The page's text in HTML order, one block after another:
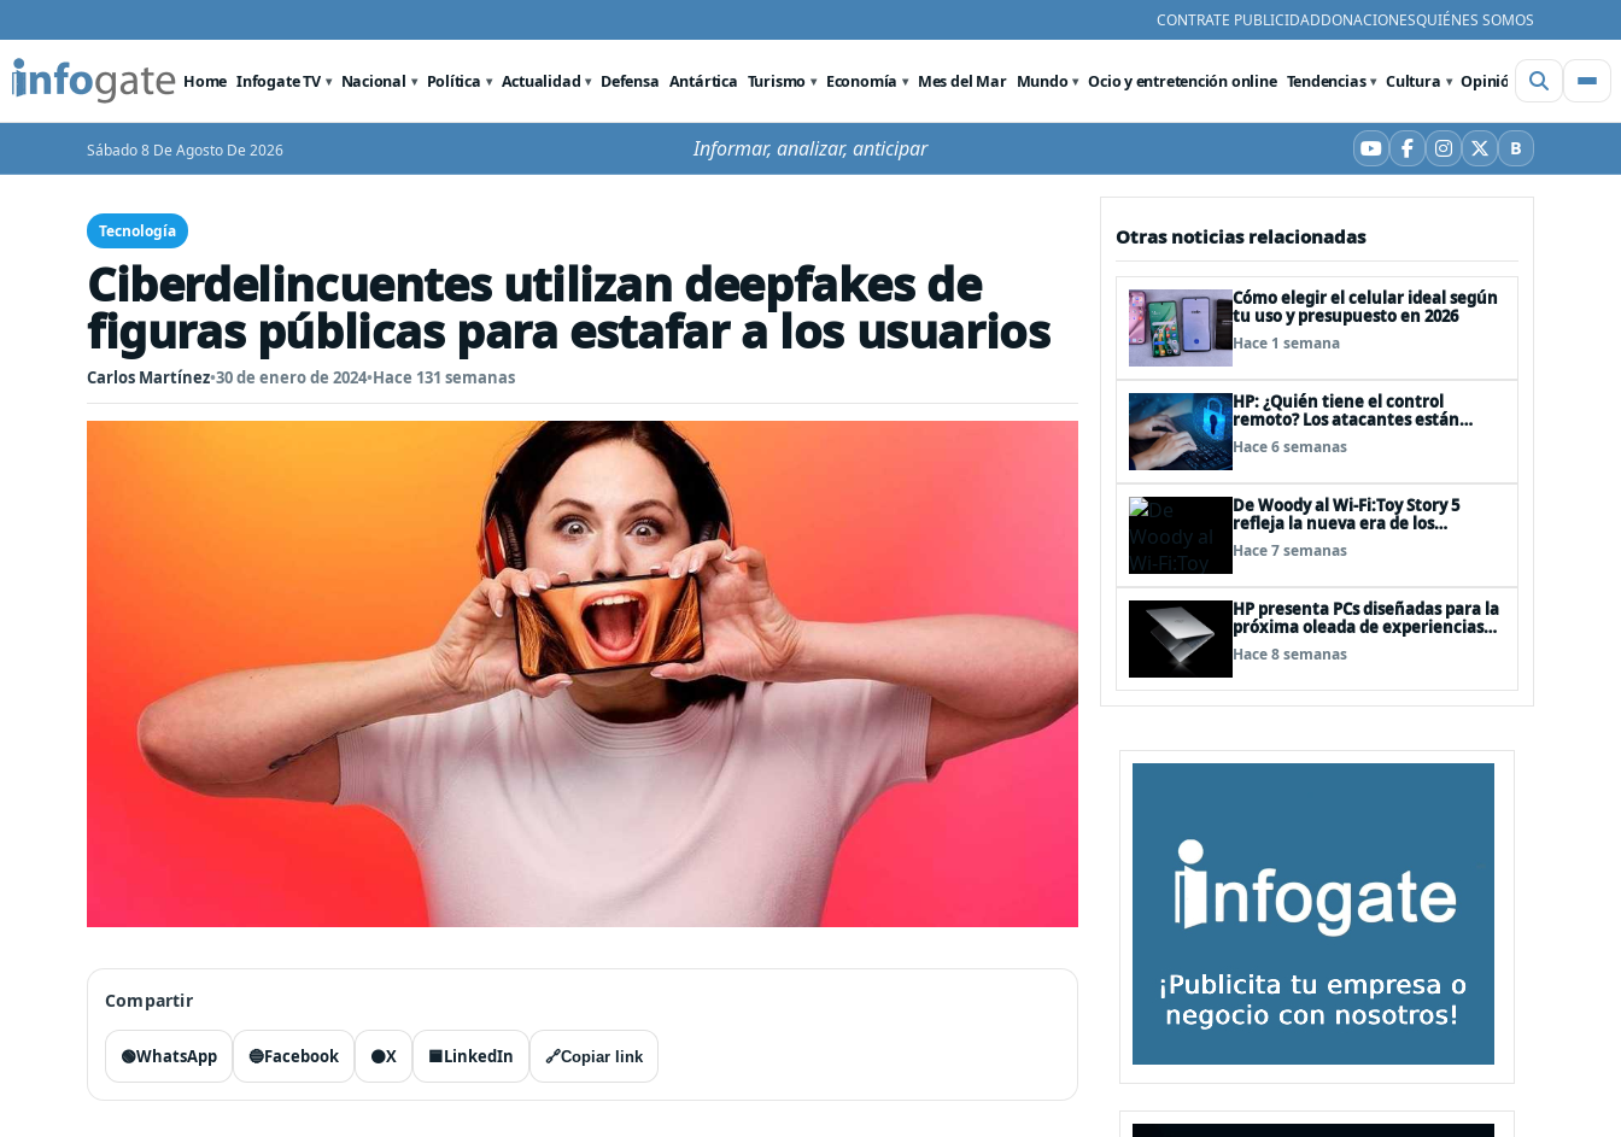
CONTRATE PUBLICIDADDONACIONESQUIÉNES SOMOS
Home Infogate TV Nacional Política Actualidad Defensa Antártica Turismo Economía Mes del Mar Mundo Ocio y entretención online Tendencias Cultura Opinión Videos
Sábado 8 De Agosto De 2026 Informar, analizar, anticipar YouTube
Facebook
Instagram
X BBluesky
Tecnología
Ciberdelincuentes utilizan deepfakes de
figuras públicas para estafar a los usuarios
Carlos Martínez•30 de enero de 2024•Hace 131 semanas
Compartir
🟢WhatsApp 🔵Facebook ⚫X 🟦LinkedIn 🔗Copiar link
Otras noticias relacionadas
Cómo elegir el celular ideal según
tu uso y presupuesto en 2026
Hace 1 semana
HP: ¿Quién tiene el control
remoto? Los atacantes están
convirtiendo herramientas
legítimas de acceso remoto en
Hace 6 semanas
De Woody al Wi-Fi:Toy Story 5
refleja la nueva era de los
“juguetes digitales”
Hace 7 semanas
HP presenta PCs diseñadas para la
próxima oleada de experiencias
en Windows PC, impulsadas por
NVIDIA RTX Spark™
Hace 8 semanas